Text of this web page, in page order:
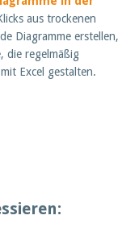
aus trockenen
Diagramme erstellen,
die regelmäßig
Excel gestalten.